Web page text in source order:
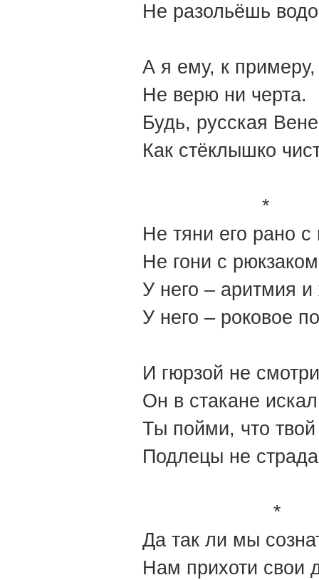
Не разольёшь
А я ему, к примеру,
Не верю ни черта.
Будь, русская
Как стёклышко
*
Не тяни его рано с
Не гони с
У него – аритмия
У него – роковое
И гюрзой не
Он в стакане
Ты пойми, что
Подлецы не
*
Да так ли мы
Нам прихоти свои